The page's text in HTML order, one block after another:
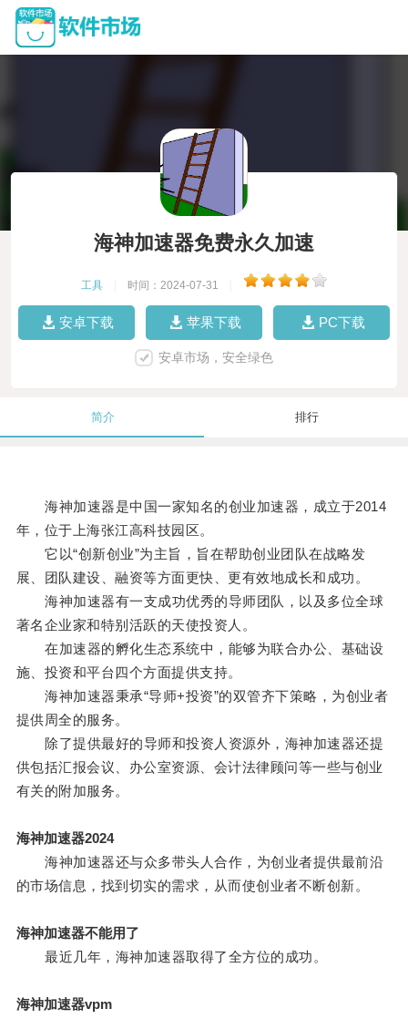
海神加速器免费永久加速
工具 时间：2024-07-31
安卓下载 苹果下载 PC下载
安卓市场，安全绿色
简介 排行
海神加速器是中国一家知名的创业加速器，成立于2014
年，位于上海张江高科技园区。
它以“创新创业”为主旨，旨在帮助创业团队在战略发
展、团队建设、融资等方面更快、更有效地成长和成功。
海神加速器有一支成功优秀的导师团队，以及多位全球
著名企业家和特别活跃的天使投资人。
在加速器的孵化生态系统中，能够为联合办公、基础设
施、投资和平台四个方面提供支持。
海神加速器秉承“导师+投资”的双管齐下策略，为创业者
提供周全的服务。
除了提供最好的导师和投资人资源外，海神加速器还提
供包括汇报会议、办公室资源、会计法律顾问等一些与创业
有关的附加服务。
海神加速器2024
海神加速器还与众多带头人合作，为创业者提供最前沿
的市场信息，找到切实的需求，从而使创业者不断创新。
海神加速器不能用了
最近几年，海神加速器取得了全方位的成功。
海神加速器vpm